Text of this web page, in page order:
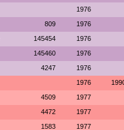
1976
809 1976
145454 1976
145460 1976
4247 1976
1976
4509 1977
4472 1977
1583 1977